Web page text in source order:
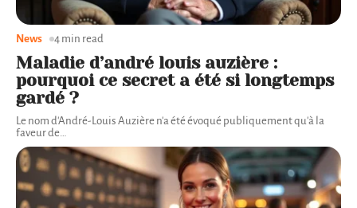
Maladie d’andré louis auzière :
pourquoi ce secret a été si longtemps
gardé ?
Le nom d'André-Louis Auzière n'a été évoqué publiquement qu'à la
faveur de…
News 4 min read